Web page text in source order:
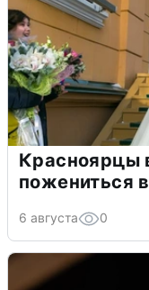
Красноярцы
пожениться
6 августа 0